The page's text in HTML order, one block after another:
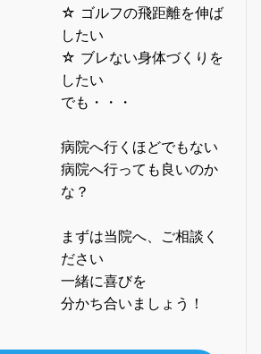
☆ ゴルフの飛距離を伸ば
したい
☆ ブレない身体づくりを
したい
でも・・・
病院へ行くほどでもない
病院へ行っても良いのか
な？
まずは当院へ、ご相談く
ださい
一緒に喜びを
分かち合いましょう！